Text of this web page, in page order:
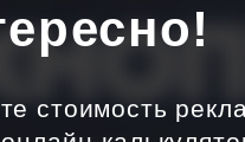
стоимость